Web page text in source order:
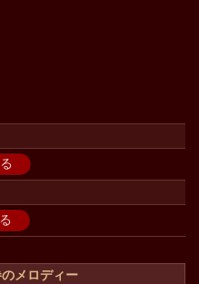
メロディー